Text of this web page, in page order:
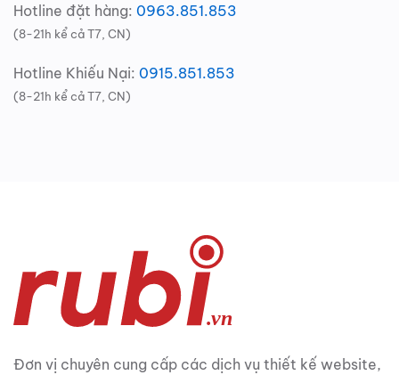
Hotline đặt hàng: 0963.851.853
(8-21h kể cả T7, CN)
Hotline Khiếu Nại: 0915.851.853
(8-21h kể cả T7, CN)
Đơn vị chuyên cung cấp các dịch vụ thiết kế website,